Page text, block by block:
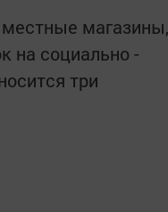
местные магазины,
на социально -
три